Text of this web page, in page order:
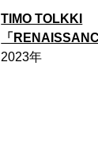
TIMO TOLKKI
「
2023年